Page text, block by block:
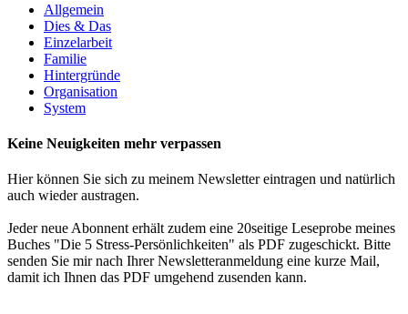
Allgemein
Dies & Das
Einzelarbeit
Familie
Hintergründe
Organisation
System
Keine Neuigkeiten mehr verpassen
Hier können Sie sich zu meinem Newsletter eintragen und natürlich
auch wieder austragen.
Jeder neue Abonnent erhält zudem eine 20seitige Leseprobe meines
Buches "Die 5 Stress-Persönlichkeiten" als PDF zugeschickt. Bitte
senden Sie mir nach Ihrer Newsletteranmeldung eine kurze Mail,
damit ich Ihnen das PDF umgehend zusenden kann.